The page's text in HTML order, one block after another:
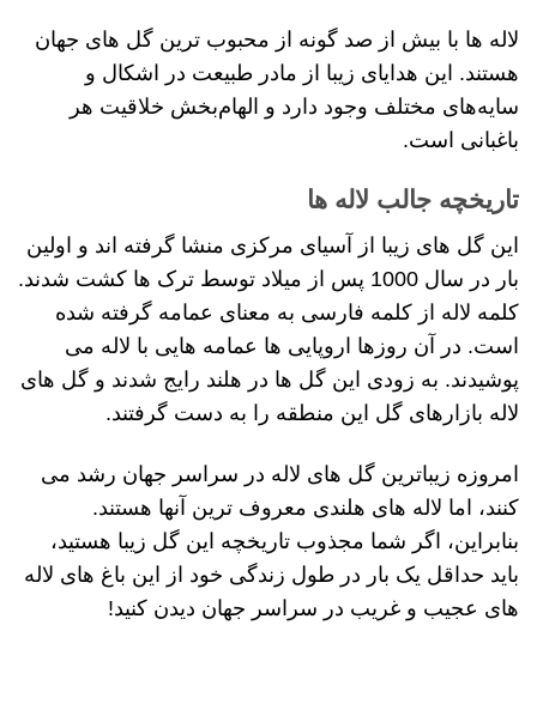
لاله ها با بیش از صد گونه از محبوب ترین گل های جهان
هستند. این هدایای زیبا از مادر طبیعت در اشکال و
سایه‌های مختلف وجود دارد و الهام‌بخش خلاقیت هر
باغبانی است.
تاریخچه جالب لاله ها
این گل های زیبا از آسیای مرکزی منشا گرفته اند و اولین
بار در سال 1000 پس از میلاد توسط ترک ها کشت شدند.
کلمه لاله از کلمه فارسی به معنای عمامه گرفته شده
است. در آن روزها اروپایی ها عمامه هایی با لاله می
پوشیدند. به زودی این گل ها در هلند رایج شدند و گل های
لاله بازارهای گل این منطقه را به دست گرفتند.
امروزه زیباترین گل های لاله در سراسر جهان رشد می
کنند، اما لاله های هلندی معروف ترین آنها هستند.
بنابراین، اگر شما مجذوب تاریخچه این گل زیبا هستید،
باید حداقل یک بار در طول زندگی خود از این باغ های لاله
های عجیب و غریب در سراسر جهان دیدن کنید!